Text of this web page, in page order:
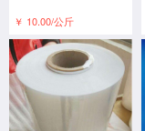
￥ 10.00/公斤